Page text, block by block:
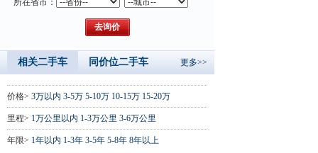
相关二手车 同价位二手车 更多>>
价格> 3万以内 3-5万 5-10万 10-15万 15-20万
里程> 1万公里以内 1-3万公里 3-6万公里
年限> 1年以内 1-3年 3-5年 5-8年 8年以上